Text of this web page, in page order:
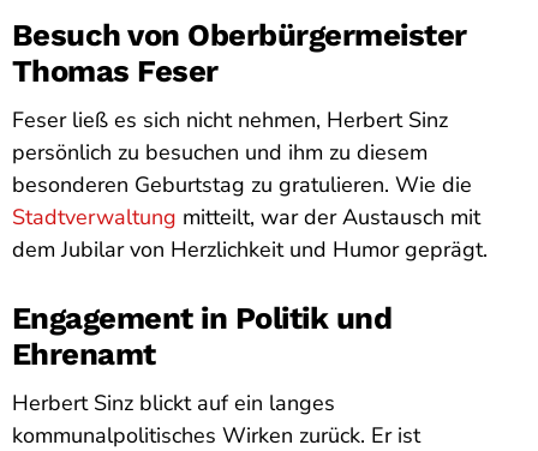
Besuch von Oberbürgermeister
Thomas Feser
Feser ließ es sich nicht nehmen, Herbert Sinz
persönlich zu besuchen und ihm zu diesem
besonderen Geburtstag zu gratulieren. Wie die
Stadtverwaltung mitteilt, war der Austausch mit
dem Jubilar von Herzlichkeit und Humor geprägt.
Engagement in Politik und
Ehrenamt
Herbert Sinz blickt auf ein langes
kommunalpolitisches Wirken zurück. Er ist